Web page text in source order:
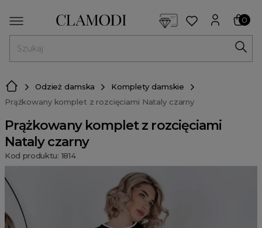
0
Odzież damska
Komplety damskie
Prążkowany komplet z rozcięciami Nataly czarny
Prążkowany komplet z rozcięciami
Nataly czarny
Kod produktu: 1814